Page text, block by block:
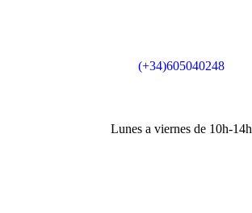
(+34)605040248
Lunes a viernes de 10h-14h